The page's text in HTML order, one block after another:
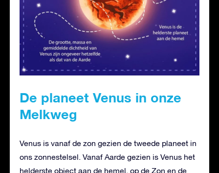
De planeet Venus in onze
Melkweg
Venus is vanaf de zon gezien de tweede planeet in
ons zonnestelsel. Vanaf Aarde gezien is Venus het
helderste object aan de hemel, op de Zon en de